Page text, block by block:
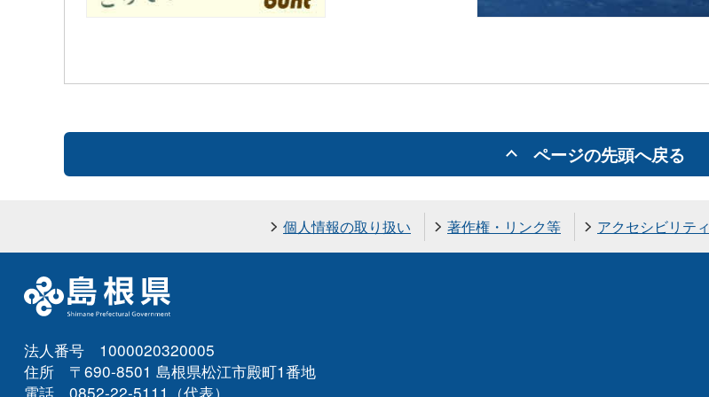
ページの先頭へ戻る
個人情報の取り扱い 著作権・リンク等 アクセシビリティ
法人番号 1000020320005
住所 〒690-8501 島根県松江市殿町1番地
電話 0852-22-5111（代表）